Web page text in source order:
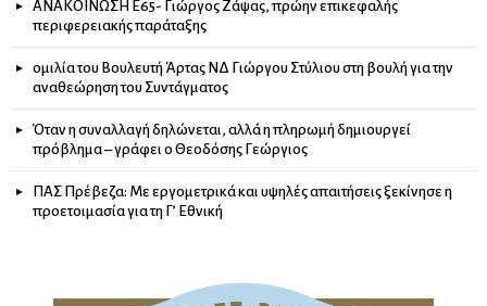
ΑΝΑΚΟΙΝΩΣΗ Ε65- Γιώργος Ζάψας, πρώην επικεφαλής
περιφερειακής παράταξης
ομιλία του Βουλευτή Άρτας ΝΔ Γιώργου Στύλιου στη βουλή για την
αναθεώρηση του Συντάγματος
Όταν η συναλλαγή δηλώνεται, αλλά η πληρωμή δημιουργεί
πρόβλημα – γράφει ο Θεοδόσης Γεώργιος
ΠΑΣ Πρέβεζα: Με εργομετρικά και υψηλές απαιτήσεις ξεκίνησε η
προετοιμασία για τη Γ’ Εθνική